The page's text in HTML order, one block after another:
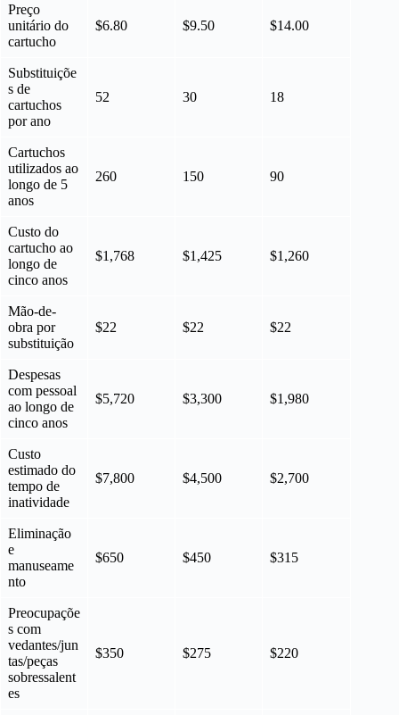
Preço
unitário do
cartucho
$6.80 $9.50 $14.00
Substituiçõe
s de
cartuchos
por ano
52 30 18
Cartuchos
utilizados ao
longo de 5
anos
260 150 90
Custo do
cartucho ao
longo de
cinco anos
$1,768 $1,425 $1,260
Mão-de-
obra por
substituição
$22 $22 $22
Despesas
com pessoal
ao longo de
cinco anos
$5,720 $3,300 $1,980
Custo
estimado do
tempo de
inatividade
$7,800 $4,500 $2,700
Eliminação
e
manuseame
nto
$650 $450 $315
Preocupaçõe
s com
vedantes/jun
tas/peças
sobressalent
es
$350 $275 $220